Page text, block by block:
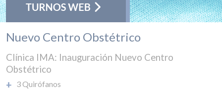
Nuevo Centro Obstétrico
Clínica IMA: Inauguración Nuevo Centro
Obstétrico
3 Quirófanos